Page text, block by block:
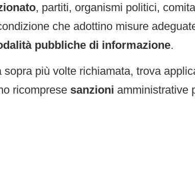
, partiti, organismi politici,
che adottino misure
pubbliche di informazione.
più volte richiamata, trova
ricomprese sanzioni amministrative